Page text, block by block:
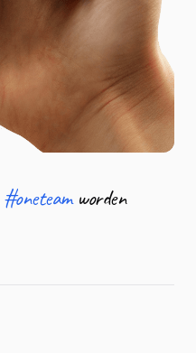
#oneteam worden